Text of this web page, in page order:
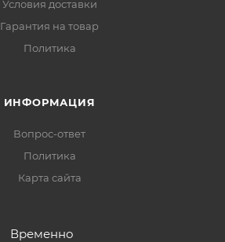
Условия доставки
Гарантия на товар
Политика
ИНФОРМАЦИЯ
Вопрос-ответ
Политика
Карта сайта
Временно